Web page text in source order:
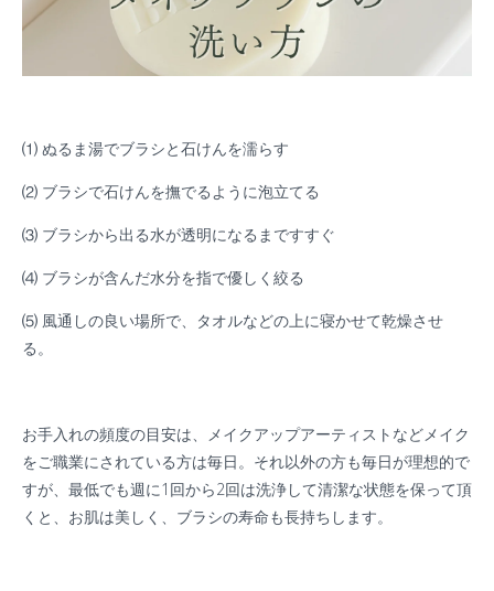
⑴ ぬるま湯でブラシと石けんを濡らす
⑵ ブラシで石けんを撫でるように泡立てる
⑶ ブラシから出る水が透明になるまですすぐ
⑷ ブラシが含んだ水分を指で優しく絞る
⑸ 風通しの良い場所で、タオルなどの上に寝かせて乾燥させ
る。
お手入れの頻度の目安は、メイクアップアーティストなどメイク
をご職業にされている方は毎日。それ以外の方も毎日が理想的で
すが、最低でも週に1回から2回は洗浄して清潔な状態を保って頂
くと、お肌は美しく、ブラシの寿命も長持ちします。